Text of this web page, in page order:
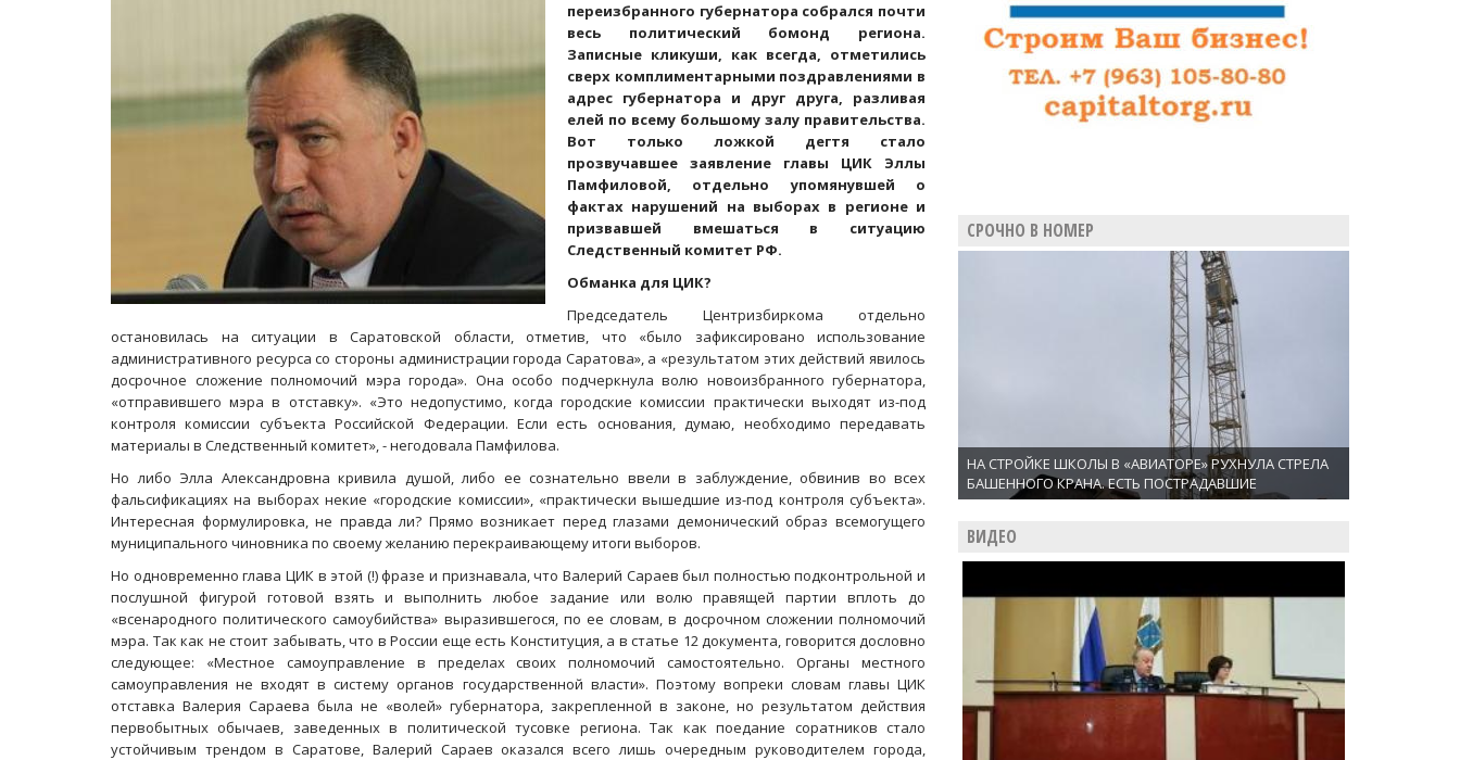
переизбранного губернатора собрался почти
весь политический бомонд региона.
Записные кликуши, как всегда, отметились
сверх комплиментарными поздравлениями в
адрес губернатора и друг друга, разливая
елей по всему большому залу правительства.
Вот только ложкой дегтя стало
прозвучавшее заявление главы ЦИК Эллы
Памфиловой, отдельно упомянувшей о
фактах нарушений на выборах в регионе и
призвавшей вмешаться в ситуацию
Следственный комитет РФ.
Обманка для ЦИК?
Председатель Центризбиркома отдельно
остановилась на ситуации в Саратовской области, отметив, что «было зафиксировано использование
административного ресурса со стороны администрации города Саратова», а «результатом этих действий явилось
досрочное сложение полномочий мэра города». Она особо подчеркнула волю новоизбранного губернатора,
«отправившего мэра в отставку». «Это недопустимо, когда городские комиссии практически выходят из-под
контроля комиссии субъекта Российской Федерации. Если есть основания, думаю, необходимо передавать
материалы в Следственный комитет», - негодовала Памфилова.
Но либо Элла Александровна кривила душой, либо ее сознательно ввели в заблуждение, обвинив во всех
фальсификациях на выборах некие «городские комиссии», «практически вышедшие из-под контроля субъекта».
Интересная формулировка, не правда ли? Прямо возникает перед глазами демонический образ всемогущего
муниципального чиновника по своему желанию перекраивающему итоги выборов.
Но одновременно глава ЦИК в этой (!) фразе и признавала, что Валерий Сараев был полностью подконтрольной и
послушной фигурой готовой взять и выполнить любое задание или волю правящей партии вплоть до
«всенародного политического самоубийства» выразившегося, по ее словам, в досрочном сложении полномочий
мэра. Так как не стоит забывать, что в России еще есть Конституция, а в статье 12 документа, говорится дословно
следующее: «Местное самоуправление в пределах своих полномочий самостоятельно. Органы местного
самоуправления не входят в систему органов государственной власти». Поэтому вопреки словам главы ЦИК
отставка Валерия Сараева была не «волей» губернатора, закрепленной в законе, но результатом действия
первобытных обычаев, заведенных в политической тусовке региона. Так как поедание соратников стало
устойчивым трендом в Саратове, Валерий Сараев оказался всего лишь очередным руководителем города,
СРОЧНО В НОМЕР
НА СТРОЙКЕ ШКОЛЫ В «АВИАТОРЕ» РУХНУЛА СТРЕЛА
БАШЕННОГО КРАНА. ЕСТЬ ПОСТРАДАВШИЕ
ВИДЕО